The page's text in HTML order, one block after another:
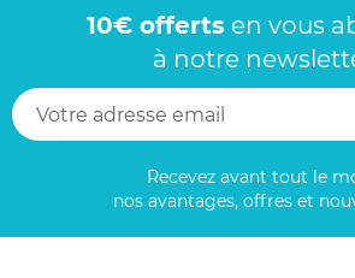
10€ offerts en vous
à notre
Recevez avant tout le
nos avantages, offres et